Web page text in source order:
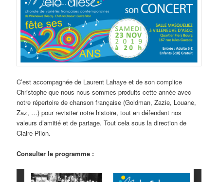
C’est accompagnée de Laurent Lahaye et de son complice
Christophe que nous nous sommes produits cette année avec
notre répertoire de chanson française (Goldman, Zazie, Louane,
Zaz, …) pour revisiter notre histoire, tout en défendant nos
valeurs d’amitié et de partage. Tout cela sous la direction de
Claire Pilon.
Consulter le programme :